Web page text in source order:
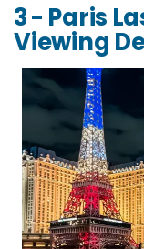
3 - Paris
Viewing